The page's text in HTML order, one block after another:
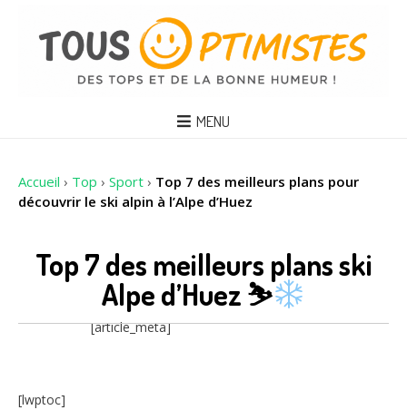
MENU
Accueil › Top › Sport › Top 7 des meilleurs plans pour
découvrir le ski alpin à l’Alpe d’Huez
Top 7 des meilleurs plans ski
Alpe d’Huez ⛷
[article_meta]
[lwptoc]